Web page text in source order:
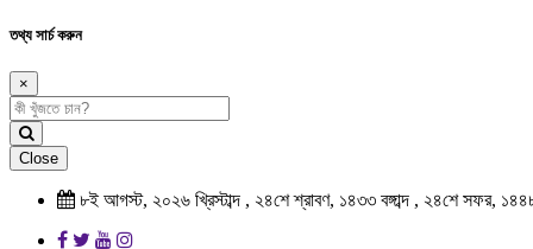
তথ্য সার্চ করুন
×
Close
৮ই আগস্ট, ২০২৬ খ্রিস্টাব্দ , ২৪শে শ্রাবণ, ১৪৩৩ বঙ্গাব্দ , ২৪শে সফর,